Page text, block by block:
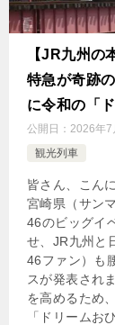
【JR九州の
特急が奇跡
に令和の「
公開日： 2026年7
観光列車
皆さん、こん
宮崎県（サン
46のビッグイ
せ、JR九州と
46ファン）も
スが発表され
を高めるため
「ドリームお